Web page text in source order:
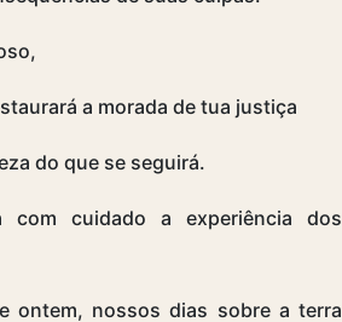
a morada de tua justiça
do que se seguirá.
com cuidado a experiência dos
ontem, nossos dias sobre a terra